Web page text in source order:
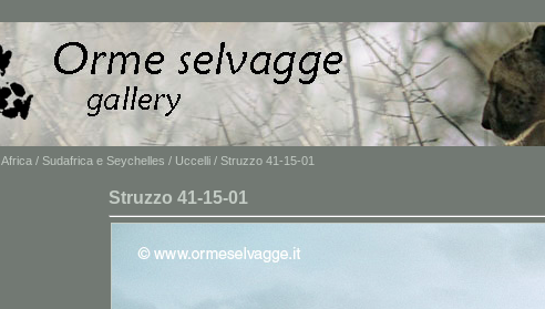
Africa / Sudafrica e Seychelles / Uccelli / Struzzo 41-15-01
Struzzo 41-15-01